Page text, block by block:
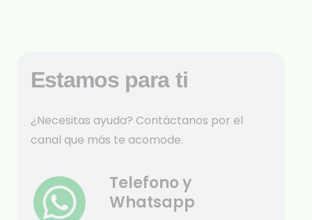
Estamos para ti
¿Necesitas ayuda? Contáctanos por el
canal que más te acomode.
Telefono y
Whatsapp